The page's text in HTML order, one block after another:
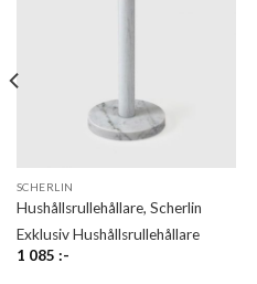
SCHERLIN
Hushållsrullehållare, Scherlin
Exklusiv Hushållsrullehållare
1 085 :-